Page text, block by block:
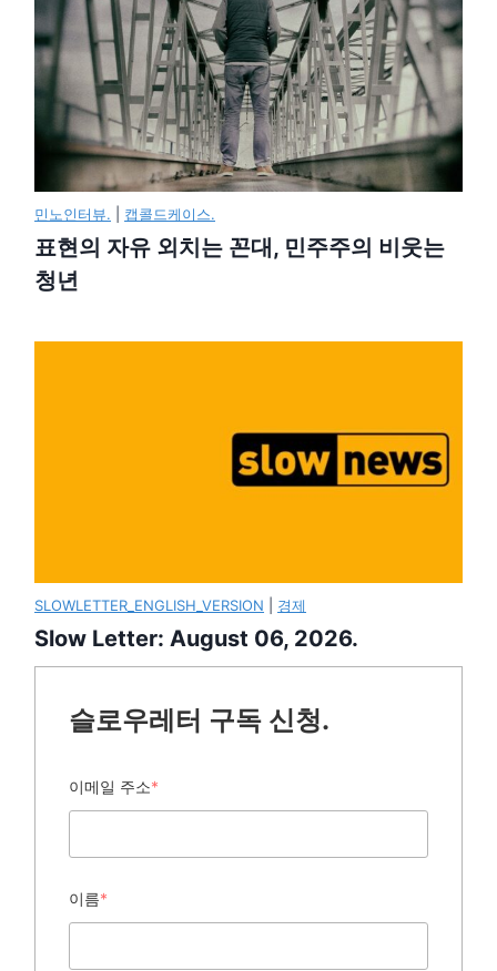
민노인터뷰. 캡콜드케이스.
표현의 자유 외치는 꼰대, 민주주의 비웃는
청년
SLOWLETTER_ENGLISH_VERSION 경제
Slow Letter: August 06, 2026.
슬로우레터 구독 신청.
이메일 주소*
이름*